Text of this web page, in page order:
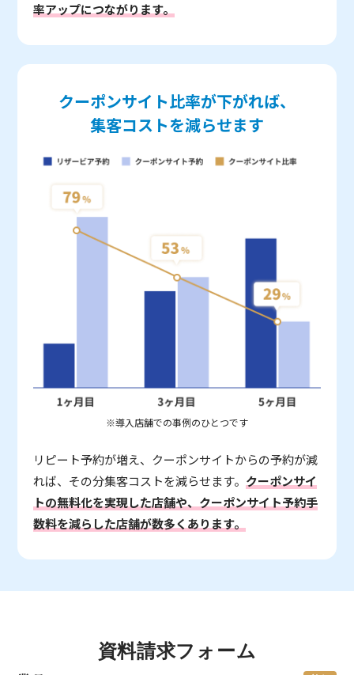
率アップにつながります。
クーポンサイト比率が下がれば、
集客コストを減らせます
※導入店舗での事例のひとつです
リピート予約が増え、クーポンサイトからの予約が減
れば、その分集客コストを減らせます。クーポンサイ
トの無料化を実現した店舗や、クーポンサイト予約手
数料を減らした店舗が数多くあります。
資料請求フォーム